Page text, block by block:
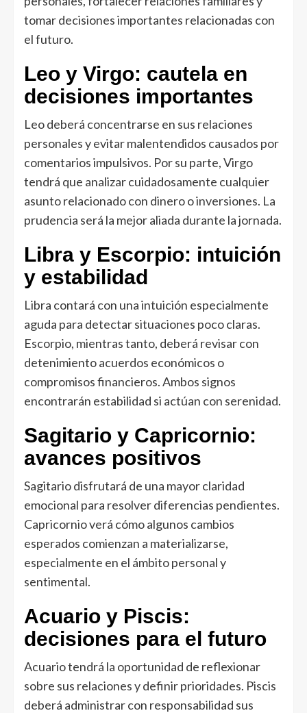
tomar decisiones importantes relacionadas con
el futuro.
Leo y Virgo: cautela en
decisiones importantes
Leo deberá concentrarse en sus relaciones
personales y evitar malentendidos causados por
comentarios impulsivos. Por su parte, Virgo
tendrá que analizar cuidadosamente cualquier
asunto relacionado con dinero o inversiones. La
prudencia será la mejor aliada durante la jornada.
Libra y Escorpio: intuición
y estabilidad
Libra contará con una intuición especialmente
aguda para detectar situaciones poco claras.
Escorpio, mientras tanto, deberá revisar con
detenimiento acuerdos económicos o
compromisos financieros. Ambos signos
encontrarán estabilidad si actúan con serenidad.
Sagitario y Capricornio:
avances positivos
Sagitario disfrutará de una mayor claridad
emocional para resolver diferencias pendientes.
Capricornio verá cómo algunos cambios
esperados comienzan a materializarse,
especialmente en el ámbito personal y
sentimental.
Acuario y Piscis:
decisiones para el futuro
Acuario tendrá la oportunidad de reflexionar
sobre sus relaciones y definir prioridades. Piscis
deberá administrar con responsabilidad sus